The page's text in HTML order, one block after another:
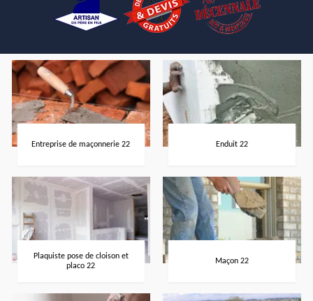
Entreprise de maçonnerie 22 Enduit 22
Plaquiste pose de cloison et
placo 22
Maçon 22